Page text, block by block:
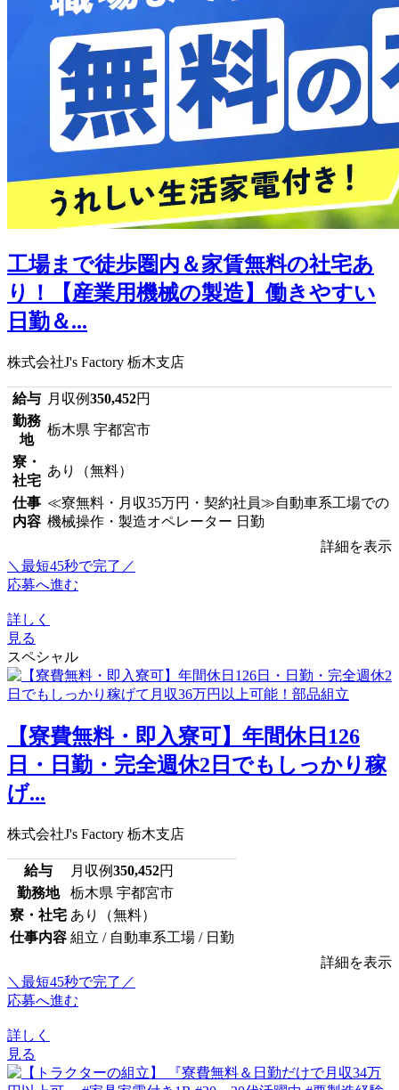
工場まで徒歩圏内＆家賃無料の社宅あ
り！【産業用機械の製造】働きやすい
日勤＆...
株式会社J's Factory 栃木支店
給与 月収例350,452円
勤務
地
栃木県 宇都宮市
寮・
社宅
あり（無料）
仕事
内容
≪寮無料・月収35万円・契約社員≫自動車系工場での
機械操作・製造オペレーター 日勤
詳細を表示
＼最短45秒で完了／
応募へ進む
詳しく
見る
スペシャル
【寮費無料・即入寮可】年間休日126
日・日勤・完全週休2日でもしっかり稼
げ...
株式会社J's Factory 栃木支店
給与 月収例350,452円
勤務地
栃木県 宇都宮市
寮・社宅 あり（無料）
仕事内容 組立 / 自動車系工場 / 日勤
詳細を表示
＼最短45秒で完了／
応募へ進む
詳しく
見る